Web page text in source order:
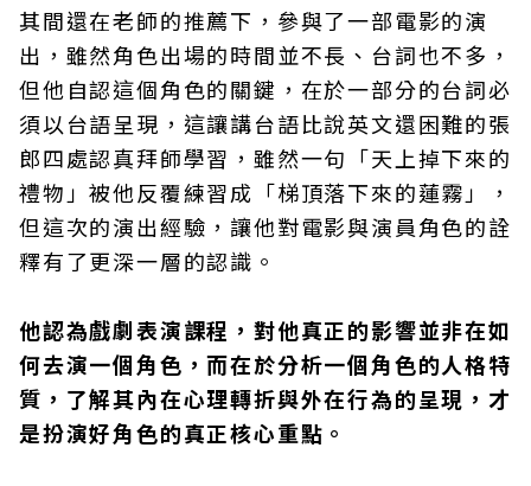
其間還在老師的推薦下，參與了一部電影的演
出，雖然角色出場的時間並不長、台詞也不多，
但他自認這個角色的關鍵，在於一部分的台詞必
須以台語呈現，這讓講台語比說英文還困難的張
郎四處認真拜師學習，雖然一句「天上掉下來的
禮物」被他反覆練習成「梯頂落下來的蓮霧」，
但這次的演出經驗，讓他對電影與演員角色的詮
釋有了更深一層的認識。
他認為戲劇表演課程，對他真正的影響並非在如
何去演一個角色，而在於分析一個角色的人格特
質，了解其內在心理轉折與外在行為的呈現，才
是扮演好角色的真正核心重點。